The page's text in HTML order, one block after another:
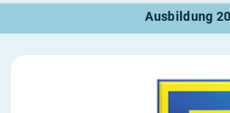
Ausbildung